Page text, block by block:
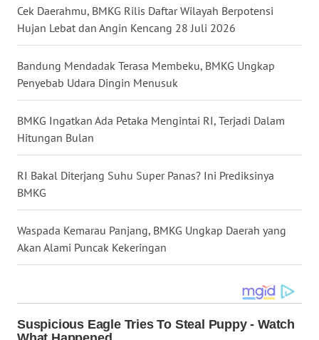
Cek Daerahmu, BMKG Rilis Daftar Wilayah Berpotensi
Hujan Lebat dan Angin Kencang 28 Juli 2026
Bandung Mendadak Terasa Membeku, BMKG Ungkap
Penyebab Udara Dingin Menusuk
BMKG Ingatkan Ada Petaka Mengintai RI, Terjadi Dalam
Hitungan Bulan
RI Bakal Diterjang Suhu Super Panas? Ini Prediksinya
BMKG
Waspada Kemarau Panjang, BMKG Ungkap Daerah yang
Akan Alami Puncak Kekeringan
JATENG
WN
NUSANTARA
WN
JOGJA
WN
JATIM
WN
KALTENG